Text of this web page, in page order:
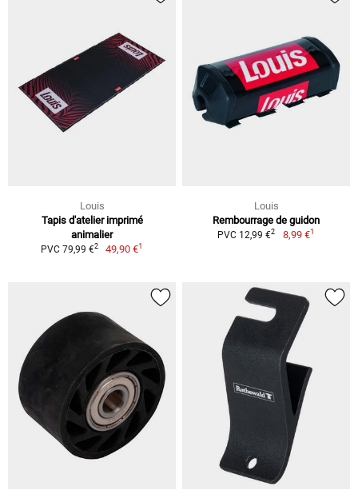
Louis
Tapis d'atelier imprimé
animalier
PVC 79,99 €2 49,90 €1
Louis
Rembourrage de guidon
PVC 12,99 €2 8,99 €1